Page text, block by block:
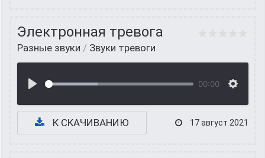
Электронная тревога
Разные звуки / Звуки тревоги
00:00
К СКАЧИВАНИЮ 17 август 2021